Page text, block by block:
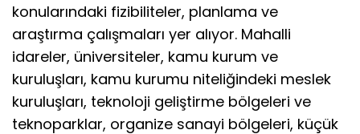
konularındaki fizibiliteler, planlama ve
araştırma çalışmaları yer alıyor. Mahalli
idareler, üniversiteler, kamu kurum ve
kuruluşları, kamu kurumu niteliğindeki meslek
kuruluşları, teknoloji geliştirme bölgeleri ve
teknoparklar, organize sanayi bölgeleri, küçük